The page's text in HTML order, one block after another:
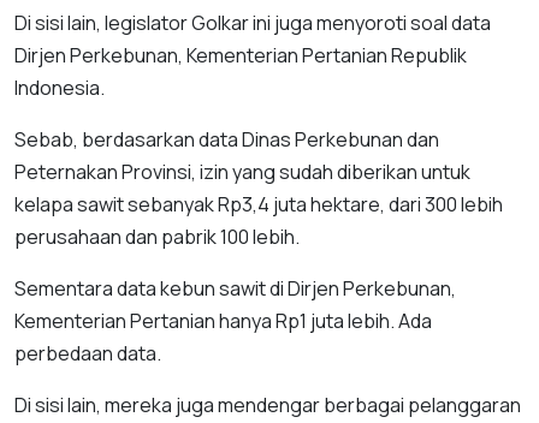
Di sisi lain, legislator Golkar ini juga menyoroti soal data
Dirjen Perkebunan, Kementerian Pertanian Republik
Indonesia.
Sebab, berdasarkan data Dinas Perkebunan dan
Peternakan Provinsi, izin yang sudah diberikan untuk
kelapa sawit sebanyak Rp3,4 juta hektare, dari 300 lebih
perusahaan dan pabrik 100 lebih.
Sementara data kebun sawit di Dirjen Perkebunan,
Kementerian Pertanian hanya Rp1 juta lebih. Ada
perbedaan data.
Di sisi lain, mereka juga mendengar berbagai pelanggaran